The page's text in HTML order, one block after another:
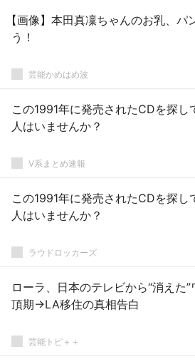
【画像】本田真凜ちゃんのお乳、パ
う！
芸能かめはめ波
この1991年に発売されたCDを探し
人はいませんか？
V系まとめ速報
この1991年に発売されたCDを探し
人はいませんか？
ラウドロッカーズ
ローラ、日本のテレビから“消え
頂期→LA移住の真相告白
芸能トピ＋＋